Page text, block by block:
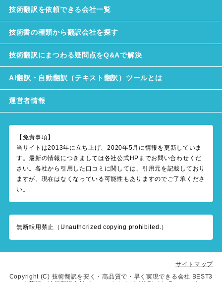
技術翻訳を依頼できる会社一覧
技術書の種類から翻訳会社を探す
技術翻訳にまつわる疑問点をQ&Aで解決
AI翻訳・自動翻訳（テキスト翻訳）ツールとは
運営者情報
【免責事項】
当サイトは2013年に立ち上げ、2020年5月に情報を更新していま
す。最新の情報につきましては各社公式HPまでお問い合わせくだ
さい。各社から引用した口コミに関しては、引用元を記載しており
ますが、現在はなくなっている可能性もありますのでご了承くださ
い。
無断転用禁止（Unauthorized copying prohibited.）
サイトマップ
Copyright (C) 技術翻訳を安く・高品質で・早く実現できる会社 BEST3